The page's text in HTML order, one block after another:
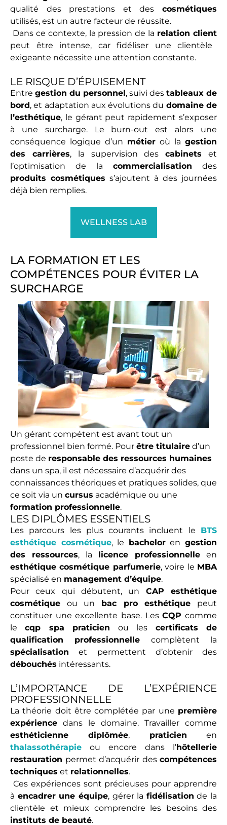
qualité des prestations et des cosmétiques
utilisés, est un autre facteur de réussite.
Dans ce contexte, la pression de la relation client
peut être intense, car fidéliser une clientèle
exigeante nécessite une attention constante.
LE RISQUE D’ÉPUISEMENT
Entre gestion du personnel, suivi des tableaux de
bord, et adaptation aux évolutions du domaine de
l’esthétique, le gérant peut rapidement s’exposer
à une surcharge. Le burn-out est alors une
conséquence logique d’un métier où la gestion
des carrières, la supervision descabinets et
l’optimisation de la commercialisation des
produits cosmétiques s’ajoutent à des journées
déjà bien remplies.
WELLNESS LAB
LA FORMATION ET LES
COMPÉTENCES POUR ÉVITER LA
SURCHARGE
Un gérant compétent est avant tout un
professionnel bien formé. Pour être titulaire d’un
poste de responsable des ressources humaines
dans un spa, il est nécessaire d’acquérir des
connaissances théoriques et pratiques solides, que
ce soit via un cursus académique ou une
formation professionnelle.
LES DIPLÔMES ESSENTIELS
Les parcours les plus courants incluent le BTS
esthétique cosmétique, le bachelorengestion
des ressources, la licence professionnelle en
esthétique cosmétique parfumerie, voire le MBA
spécialisé en management d’équipe.
Pour ceux qui débutent, un CAP esthétique
cosmétique ou un bac pro esthétique peut
constituer une excellente base. LesCQP comme
lecqp spa praticien ou les certificats de
qualification professionnelle complètent la
spécialisation et permettent d’obtenir des
débouchés intéressants.
L’IMPORTANCE DE L’EXPÉRIENCE
PROFESSIONNELLE
La théorie doit être complétée par une première
expérience dans le domaine. Travailler comme
esthéticienne diplômée, praticien en
thalassothérapie
ou encore dans l’hôtellerie
restauration permet d’acquérir des compétences
techniques et relationnelles.
Ces expériences sont précieuses pour apprendre
à encadrer une équipe, gérer la fidélisation de la
clientèle et mieux comprendre les besoins des
instituts de beauté.